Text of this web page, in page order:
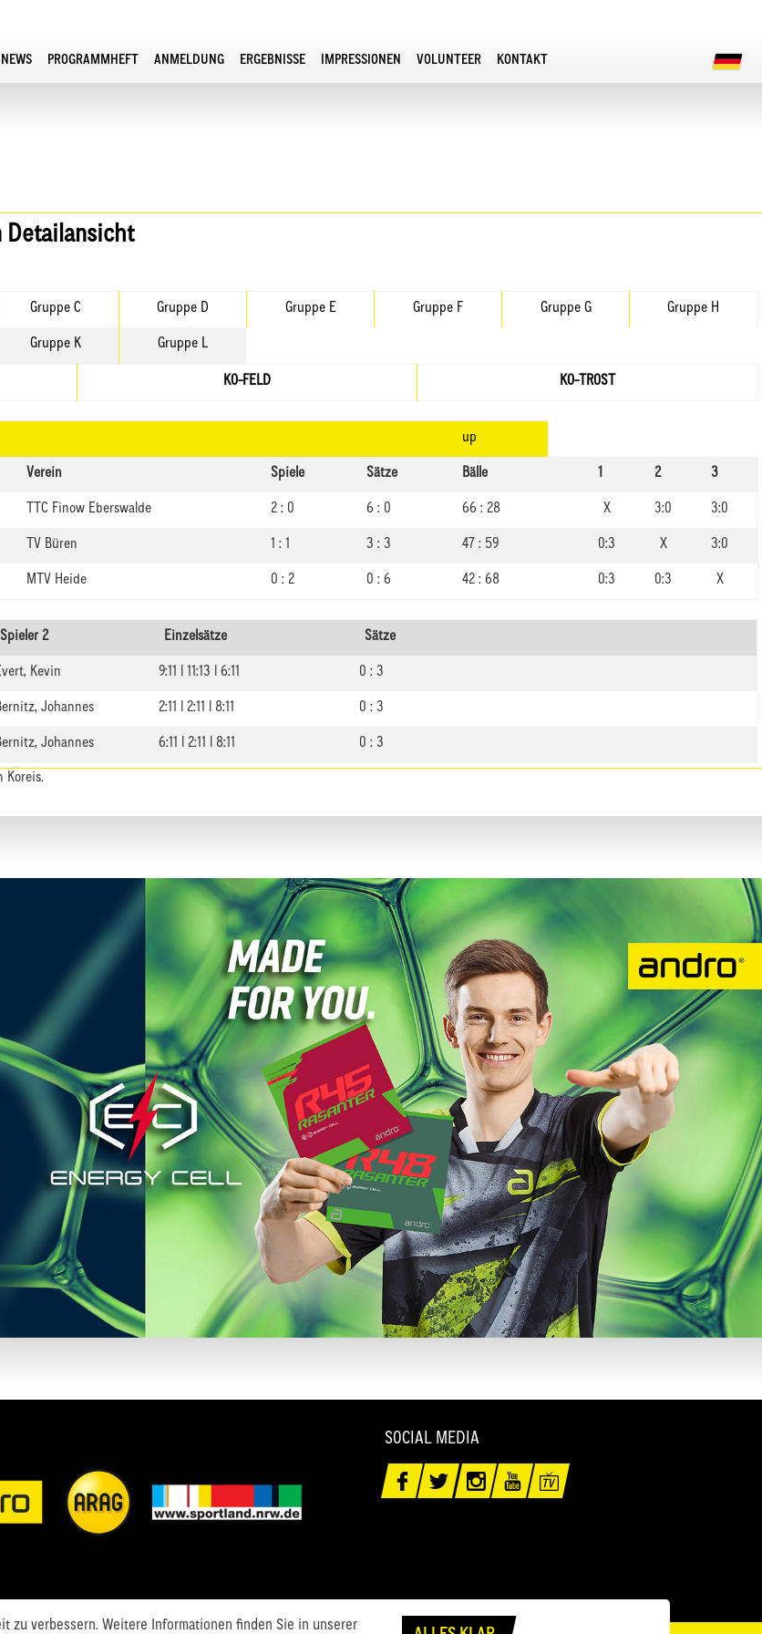
NEWS PROGRAMMHEFT ANMELDUNG ERGEBNISSE IMPRESSIONEN VOLUNTEER KONTAKT
Detailansicht
Gruppe C Gruppe D Gruppe E Gruppe F Gruppe G Gruppe H
Gruppe K Gruppe L
KO-FELD KO-TROST
up
Verein Spiele Sätze Bälle 1 2 3
TTC Finow Eberswalde 2 : 0 6 : 0 66 : 28 X 3:0 3:0
TV Büren 1 : 1 3 : 3 47 : 59 0:3 X 3:0
MTV Heide 0 : 2 0 : 6 42 : 68 0:3 0:3 X
Spieler 2 Einzelsätze Sätze
Kevin 9:11 | 11:13 | 6:11 0 : 3
Johannes 2:11 | 2:11 | 8:11 0 : 3
Johannes 6:11 | 2:11 | 8:11 0 : 3
Koreis.
SOCIAL MEDIA
zu verbessern. Weitere Informationen finden Sie in unserer